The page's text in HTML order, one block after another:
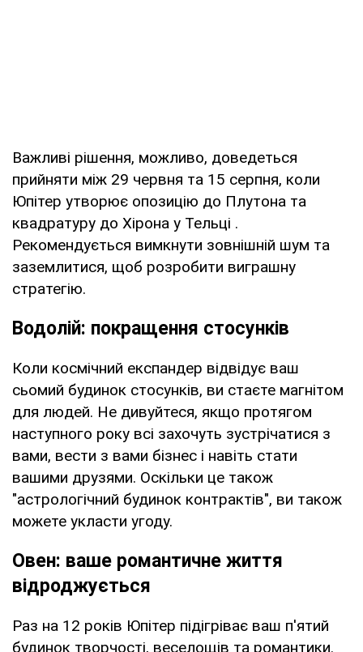
Важливі рішення, можливо, доведеться
прийняти між 29 червня та 15 серпня, коли
Юпітер утворює опозицію до Плутона та
квадратуру до Хірона у Тельці .
Рекомендується вимкнути зовнішній шум та
заземлитися, щоб розробити виграшну
стратегію.
Водолій: покращення стосунків
Коли космічний експандер відвідує ваш
сьомий будинок стосунків, ви стаєте магнітом
для людей. Не дивуйтеся, якщо протягом
наступного року всі захочуть зустрічатися з
вами, вести з вами бізнес і навіть стати
вашими друзями. Оскільки це також
"астрологічний будинок контрактів", ви також
можете укласти угоду.
Овен: ваше романтичне життя
відроджується
Раз на 12 років Юпітер підігріває ваш п'ятий
будинок творчості, веселощів та романтики.